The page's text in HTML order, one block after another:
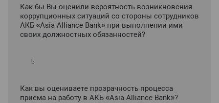
Как бы Вы оценили вероятность возникновения
коррупционных ситуаций со стороны сотрудников
АКБ «Asia Alliance Bank» при выполнении ими
своих должностных обязанностей?
Как вы оцениваете прозрачность процесса
приема на работу в АКБ «Asia Alliance Bank»?